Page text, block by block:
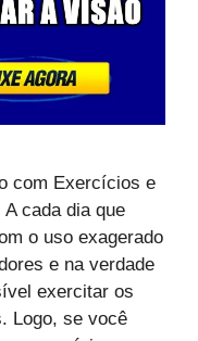
com Exercícios e
cada dia que
o uso exagerado
e na verdade
exercitar os
Logo, se você